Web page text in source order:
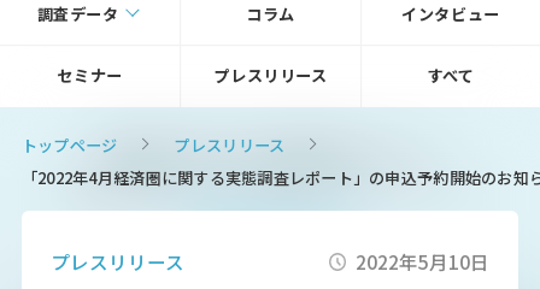
調査データ コラム インタビュー
セミナー プレスリリース すべて
トップページ
プレスリリース
「2022年4月経済圏に関する実態調査レポート」の申込予約開始のお知
プレスリリース 2022年5月10日